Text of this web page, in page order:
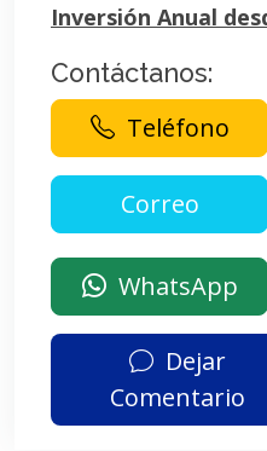
Inversión Anual
Contáctanos:
Teléfono
WhatsApp
Dejar
Comentario